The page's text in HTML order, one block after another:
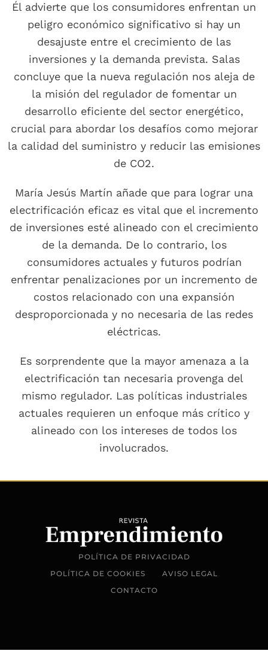
Él advierte que los consumidores enfrentan un
peligro económico significativo si hay un
desajuste entre el crecimiento de las
inversiones y la demanda prevista. Salas
concluye que la nueva regulación nos aleja de
la misión del regulador de fomentar un
desarrollo eficiente del sector energético,
crucial para abordar los desafíos como mejorar
la calidad del suministro y reducir las emisiones
de CO2.
María Jesús Martín añade que para lograr una
electrificación eficaz es vital que el incremento
de inversiones esté alineado con el crecimiento
de la demanda. De lo contrario, los
consumidores actuales y futuros podrían
enfrentar penalizaciones por un incremento de
costos relacionado con una expansión
desproporcionada y no necesaria de las redes
eléctricas.
Es sorprendente que la mayor amenaza a la
electrificación tan necesaria provenga del
mismo regulador. Las políticas industriales
actuales requieren un enfoque más crítico y
alineado con los intereses de todos los
involucrados.
POLÍTICA DE PRIVACIDAD
POLÍTICA DE COOKIES
AVISO LEGAL
CONTACTO